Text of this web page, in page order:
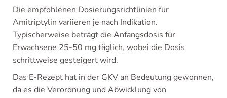
Die empfohlenen Dosierungsrichtlinien für
Amitriptylin variieren je nach Indikation.
Typischerweise beträgt die Anfangsdosis für
Erwachsene 25-50 mg täglich, wobei die Dosis
schrittweise gesteigert wird.
Das E-Rezept hat in der GKV an Bedeutung gewonnen,
da es die Verordnung und Abwicklung von